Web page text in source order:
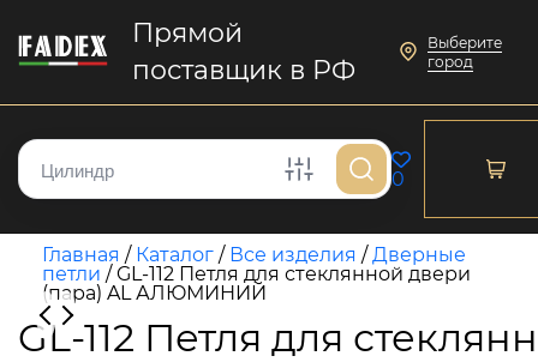
Прямой
поставщик в РФ
Выберите
город
0
Главная / Каталог / Все изделия /Дверные
петли /GL-112 Петля для стеклянной двери
(пара) AL АЛЮМИНИЙ
GL-112 Петля для